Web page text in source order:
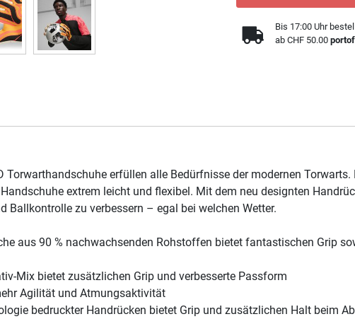
Bis 17:00 Uhr
ab CHF 50.00
Torwarthandschuhe erfüllen alle Bedürfnisse der modernen
extrem leicht und flexibel. Mit dem neu designten
Ballkontrolle zu verbessern – egal bei welchen Wetter.
aus 90 % nachwachsenden Rohstoffen bietet fantastischen Grip
Mix bietet zusätzlichen Grip und verbesserte Passform
Agilität und Atmungsaktivität
bedruckter Handrücken bietet Grip und zusätzlichen Halt beim